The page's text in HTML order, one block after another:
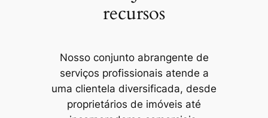
recursos
Nosso conjunto abrangente de
serviços profissionais atende a
uma clientela diversificada, desde
proprietários de imóveis até